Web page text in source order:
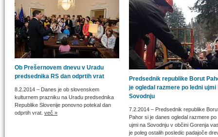
Ob Prešernovem dnevu v Uradu
predsednika RS dan odprtih vrat
8.2.2014 – Danes je ob slovenskem
kulturnem prazniku na Uradu predsednika
Republike Slovenije ponovno potekal dan
odprtih vrat. več »
Predsednik republike Borut
je ogledal razmere po ledni ujmi
Sovodnju
7.2.2014 – Predsednik republike
Pahor si je danes ogledal razmere po
ujmi na Sovodnju v občini Gorenja
je poleg ostalih posledic padajoče